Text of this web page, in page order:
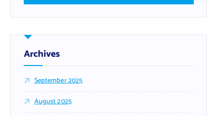
Archives
September 2025
August 2025